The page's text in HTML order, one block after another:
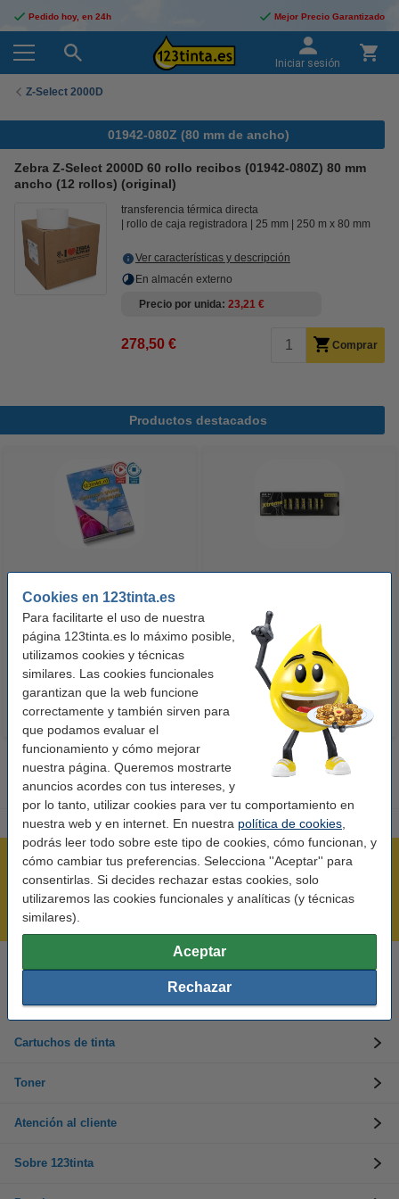
Cookies en 123tinta.es
Para facilitarte el uso de nuestra
página 123tinta.es lo máximo posible,
utilizamos cookies y técnicas
similares. Las cookies funcionales
garantizan que la web funcione
correctamente y también sirven para
que podamos evaluar el
funcionamiento y cómo mejorar
nuestra página. Queremos mostrarte
anuncios acordes con tus intereses, y
por lo tanto, utilizar cookies para ver tu comportamiento en
nuestra web y en internet. En nuestra política de cookies
podrás leer todo sobre este tipo de cookies, cómo funcionan, y
cómo cambiar tus preferencias. Selecciona ''Aceptar'' para
consentirlas. Si decides rechazar estas cookies, solo
utilizaremos las cookies funcionales y analíticas (y técnicas
similares).
Aceptar
Rechazar
Pedido hoy, en 24h Mejor Precio Garantizado
Iniciar sesión
Z-Select 2000D
01942-080Z (80 mm de ancho)
Zebra Z-Select 2000D 60 rollo recibos (01942-080Z) 80 mm
ancho (12 rollos) (original)
transferencia térmica directa
rollo de caja registradora
25 mm 250 m x 80 mm
Ver características y descripción
En almacén externo
Precio por unida 23,21 €
278,50 € Comprar
Productos destacados
123tinta Papel fotográfico
10,50 € Incl. 21% IVA
Power AA - LR06 - MN1500 - 24
unidades
14,50 € Incl. 21% IVA
Rápido y sencillo
Mejor Precio Garantizado
En días laborables de 09:00 a 20:00.
Cartuchos de tinta
Toner
Atención al cliente
Sobre 123tinta